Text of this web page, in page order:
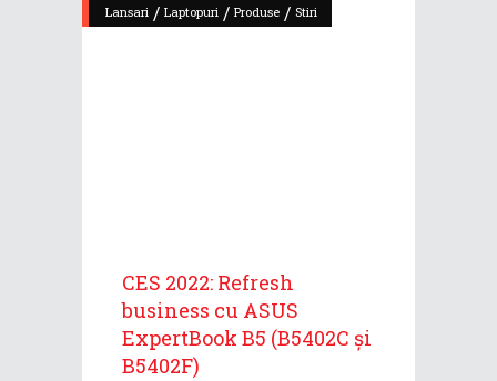
Lansari / Laptopuri / Produse / Stiri
CES 2022: Refresh
business cu ASUS
ExpertBook B5 (B5402C și
B5402F)